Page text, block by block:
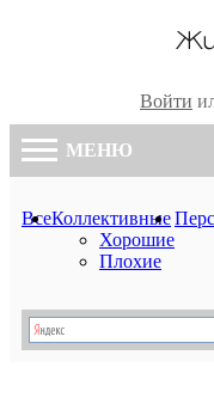
Войти
МЕНЮ
ВсеКоллективные
Хорошие
Плохие